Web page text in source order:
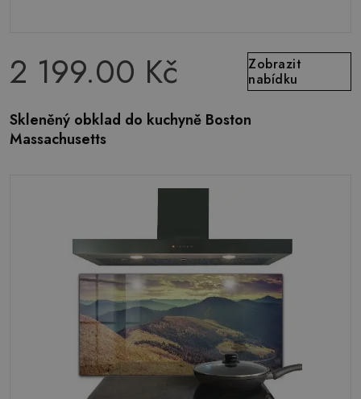
2 199.00 Kč
Zobrazit
nabídku
Skleněný obklad do kuchyně Boston
Massachusetts